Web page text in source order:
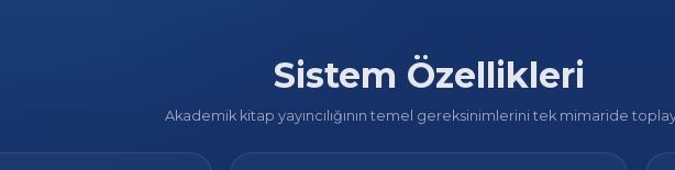
Sistem Özellikleri
Akademik kitap yayıncılığının temel gereksinimlerini tek mimaride